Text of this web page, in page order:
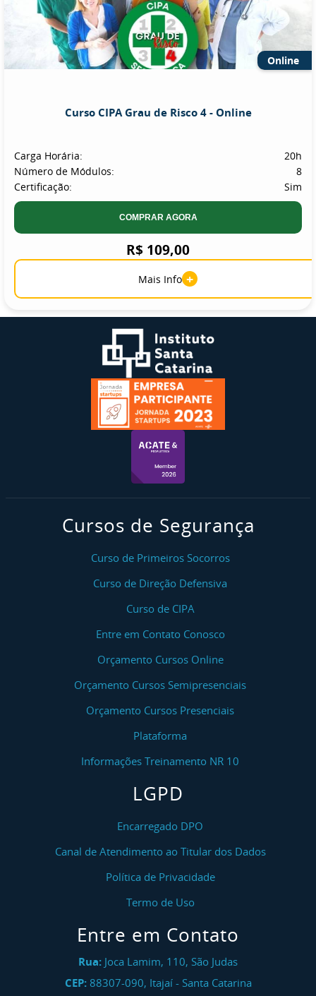
Online
Curso CIPA Grau de Risco 4 - Online
Carga Horária:
20h
Número de Módulos:
8
Certificação:
Sim
COMPRAR AGORA
R$ 109,00
Mais Info +
Cursos de Segurança
Curso de Primeiros Socorros
Curso de Direção Defensiva
Curso de CIPA
Entre em Contato Conosco
Orçamento Cursos Online
Orçamento Cursos Semipresenciais
Orçamento Cursos Presenciais
Plataforma
Informações Treinamento NR 10
LGPD
Encarregado DPO
Canal de Atendimento ao Titular dos Dados
Política de Privacidade
Termo de Uso
Entre em Contato
Rua: Joca Lamim, 110, São Judas
CEP: 88307-090, Itajaí- Santa Catarina